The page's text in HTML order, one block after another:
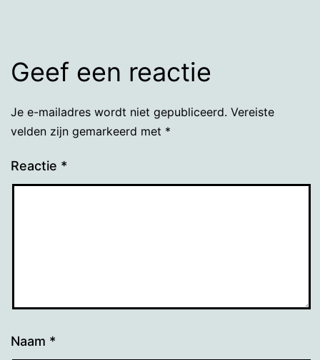
Geef een reactie
Je e-mailadres wordt niet gepubliceerd. Vereiste
velden zijn gemarkeerd met *
Reactie *
Naam *